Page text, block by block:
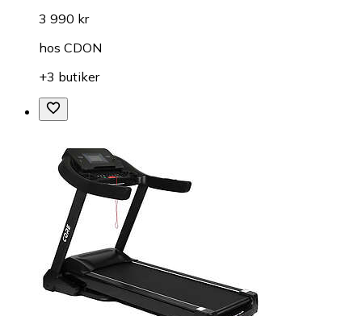
3 990 kr
hos CDON
+3 butiker